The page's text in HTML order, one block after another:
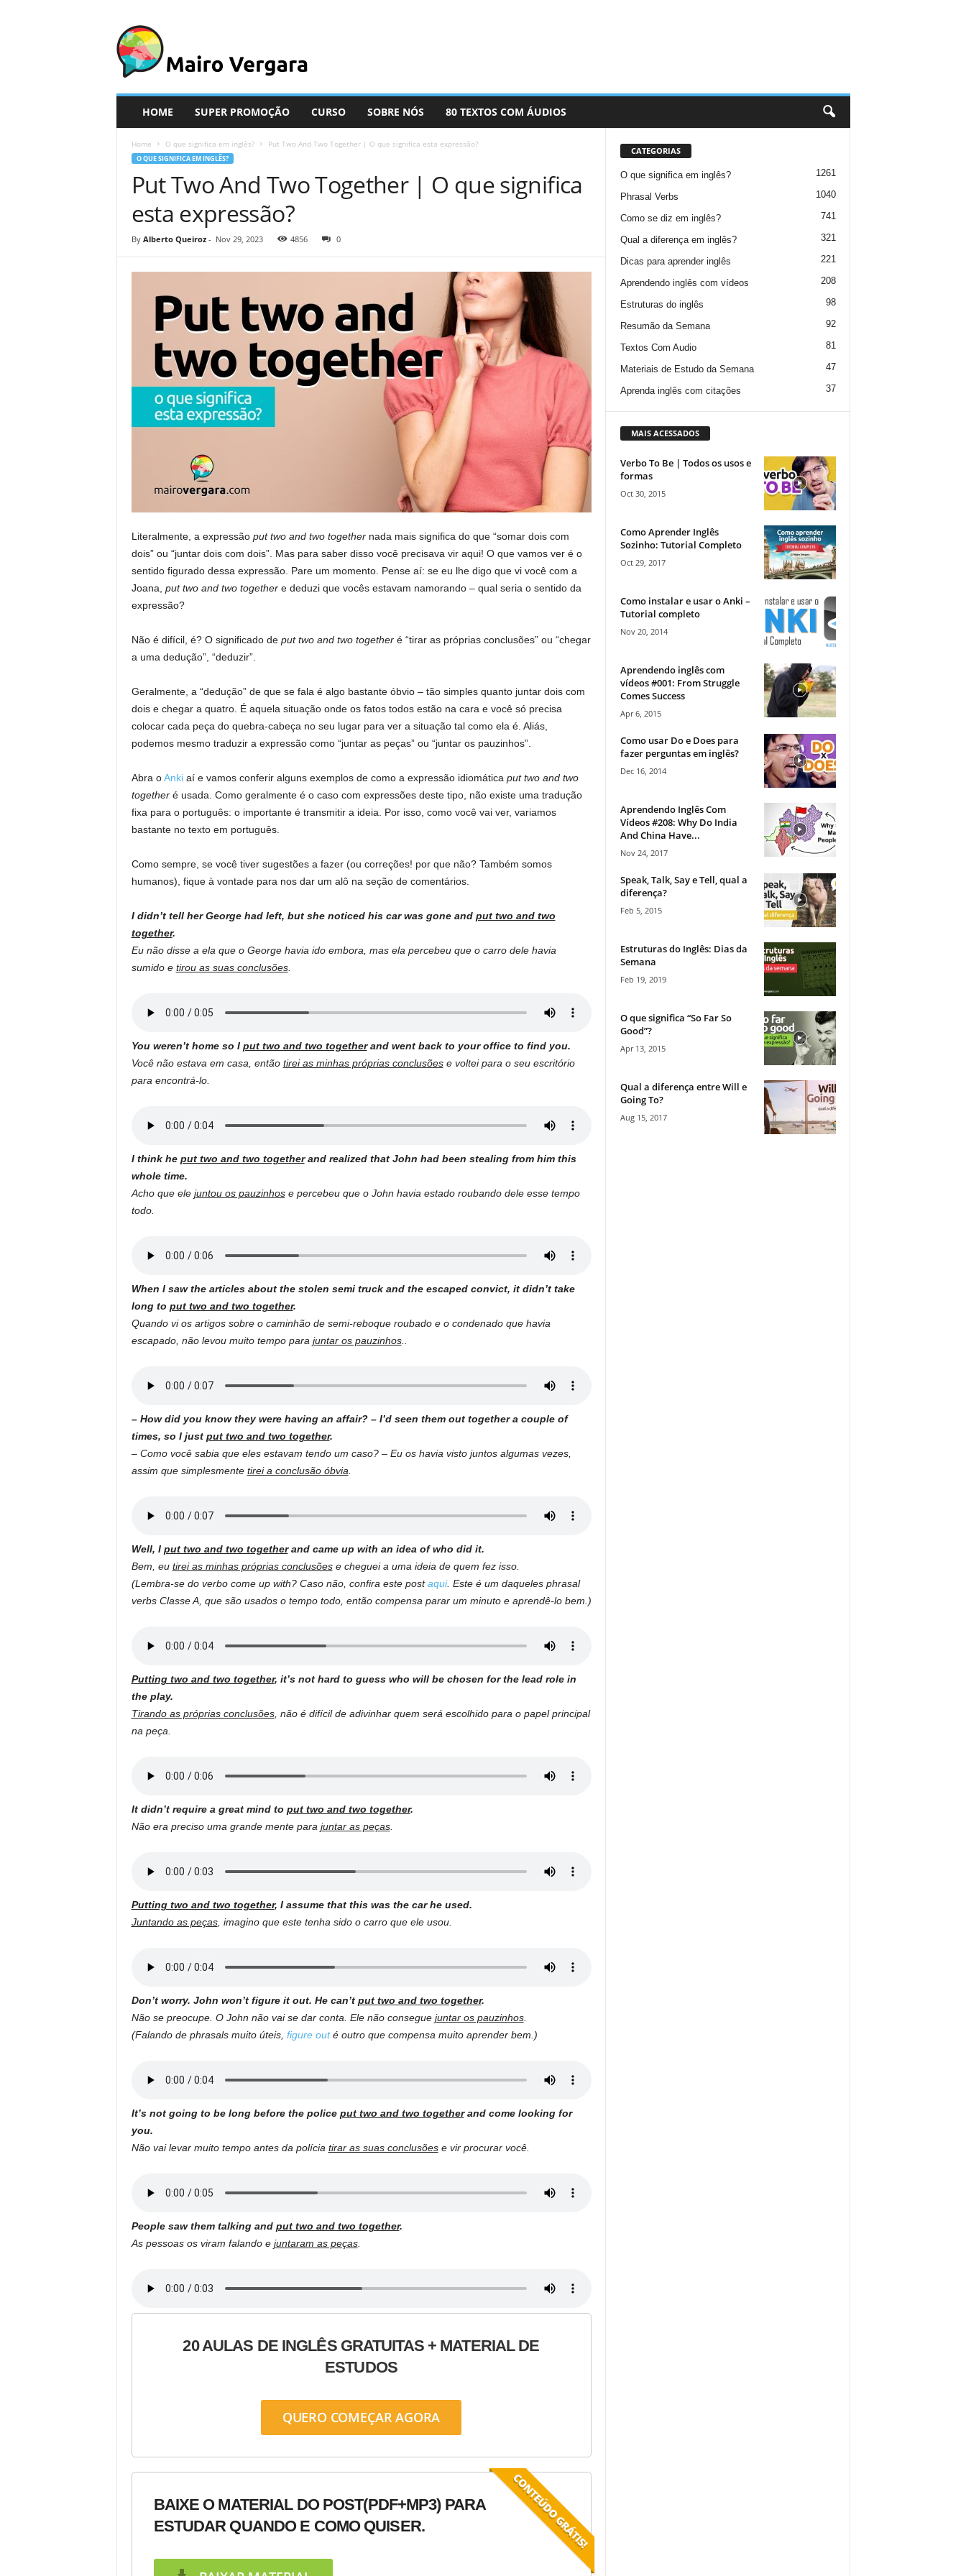
i
r
HOME SUPER PROMOÇÃO CURSO SOBRE NÓS 80 TEXTOS COM ÁUDIOS
Home O que significa em inglês? Put Two And Two Together | O que significa esta expressão?
O QUE SIGNIFICA EM INGLÊS?
Put Two And Two Together | O que significa
esta expressão?
By Alberto Queiroz- Nov 29, 2023 4856 0
Literalmente, a expressão put two and two togethernada mais significa do que “somar dois com
dois” ou “juntar dois com dois”. Mas para saber disso você precisava vir aqui! O que vamos ver é o
sentido figurado dessa expressão. Pare um momento. Pense aí: se eu lhe digo que vi você com a
Joana, put two and two togethere deduzi que vocês estavam namorando – qual seria o sentido da
expressão?
Não é difícil, é? O significado de put two and two togetheré “tirar as próprias conclusões” ou “chegar
a uma dedução”, “deduzir”.
Geralmente, a “dedução” de que se fala é algo bastante óbvio – tão simples quanto juntar dois com
dois e chegar a quatro. É aquela situação onde os fatos todos estão na cara e você só precisa
colocar cada peça do quebra-cabeça no seu lugar para ver a situação tal como ela é. Aliás,
podemos mesmo traduzir a expressão como “juntar as peças” ou “juntar os pauzinhos”.
Abra oAnkiaí e vamos conferir alguns exemplos de como a expressão idiomática put two and two
togetheré usada. Como geralmente é o caso com expressões deste tipo, não existe uma tradução
fixa para o português: o importante é transmitir a ideia. Por isso, como você vai ver, variamos
bastante no texto em português.
Como sempre, se você tiver sugestões a fazer (ou correções! por que não? Também somos
humanos), fique à vontade para nos dar um alô na seção de comentários.
I didn’t tell her George had left, but she noticed his car was gone and put two and two
together.
Eu não disse a ela que o George havia ido embora, mas ela percebeu que o carro dele havia
sumido e tirou as suas conclusões.
You weren’t home so I put two and two togetherand went back to your office to find you.
Você não estava em casa, então tirei as minhas próprias conclusõese voltei para o seu escritório
para encontrá-lo.
I think he put two and two togetherand realized that John had been stealing from him this
whole time.
Acho que ele juntou os pauzinhose percebeu que o John havia estado roubando dele esse tempo
todo.
When I saw the articles about the stolen semi truck and the escaped convict, it didn’t take
long to put two and two together.
Quando vi os artigos sobre o caminhão de semi-reboque roubado e o condenado que havia
escapado, não levou muito tempo para juntar os pauzinhos..
– How did you know they were having an affair? – I’d seen them out together a couple of
times, so I just put two and two together.
– Como você sabia que eles estavam tendo um caso? – Eu os havia visto juntos algumas vezes,
assim que simplesmente tirei a conclusão óbvia
Well, I put two and two togetherand came up with an idea of who did it.
Bem, eu tirei as minhas próprias conclusõese cheguei a uma ideia de quem fez isso.
(Lembra-se do verbo come up with? Caso não, confira este postaqui. Este é um daqueles phrasal
verbs Classe A, que são usados o tempo todo, então compensa parar um minuto e aprendê-lo bem.)
Putting two and two together, it’s not hard to guess who will be chosen for the lead role in
the play.
Tirando as próprias conclusões, não é difícil de adivinhar quem será escolhido para o papel principal
na peça.
It didn’t require a great mind to put two and two together.
Não era preciso uma grande mente para juntar as peças.
Putting two and two together, I assume that this was the car he used.
Juntando as peças, imagino que este tenha sido o carro que ele usou.
Don’t worry. John won’t figure it out. He can’t put two and two together.
Não se preocupe. O John não vai se dar conta. Ele não consegue juntar os pauzinhos.
(Falando de phrasals muito úteis, figure outé outro que compensa muito aprender bem.)
It’s not going to be long before the police put two and two togetherand come looking for
you.
Não vai levar muito tempo antes da polícia tirar as suas conclusõese vir procurar você.
People saw them talking and put two and two together.
As pessoas os viram falando e juntaram as peças.
20 AULAS DE INGLÊS GRATUITAS + MATERIAL DE
ESTUDOS
QUERO COMEÇAR AGORA
BAIXE O MATERIAL DO POST(PDF+MP3) PARA
ESTUDAR QUANDO E COMO QUISER.
CATEGORIAS
O que significa em inglês? 1261
Phrasal Verbs 1040
Como se diz em inglês? 741
Qual a diferença em inglês? 321
Dicas para aprender inglês 221
Aprendendo inglês com vídeos 208
Estruturas do inglês 98
Resumão da Semana 92
Textos Com Audio 81
Materiais de Estudo da Semana 47
Aprenda inglês com citações 37
MAIS ACESSADOS
Verbo To Be | Todos os usos e
formas
Oct 30, 2015
Como Aprender Inglês
Sozinho: Tutorial Completo
Oct 29, 2017
Como instalar e usar o Anki –
Tutorial completo
Nov 20, 2014
Aprendendo inglês com
vídeos #001: From Struggle
Comes Success
Apr 6, 2015
Como usar Do e Does para
fazer perguntas em inglês?
Dec 16, 2014
Aprendendo Inglês Com
Vídeos #208: Why Do India
And China Have...
Nov 24, 2017
Speak, Talk, Say e Tell, qual a
diferença?
Feb 5, 2015
Estruturas do Inglês: Dias da
Semana
Feb 19, 2019
O que significa “So Far So
Good”?
Apr 13, 2015
Qual a diferença entre Will e
Going To?
Aug 15, 2017